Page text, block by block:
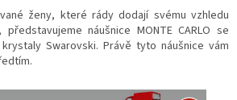
ženy, které rády dodají svému vzhledu
náušnice MONTE CARLO se
Swarovski. Právě tyto náušnice vám